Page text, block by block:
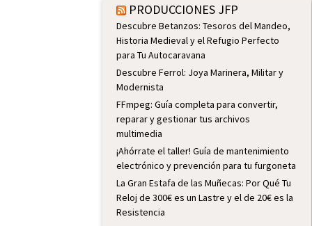
PRODUCCIONES JFP
Descubre Betanzos: Tesoros del Mandeo,
Historia Medieval y el Refugio Perfecto
para Tu Autocaravana
Descubre Ferrol: Joya Marinera, Militar y
Modernista
FFmpeg: Guía completa para convertir,
reparar y gestionar tus archivos
multimedia
¡Ahórrate el taller! Guía de mantenimiento
electrónico y prevención para tu furgoneta
La Gran Estafa de las Muñecas: Por Qué Tu
Reloj de 300€ es un Lastre y el de 20€ es la
Resistencia